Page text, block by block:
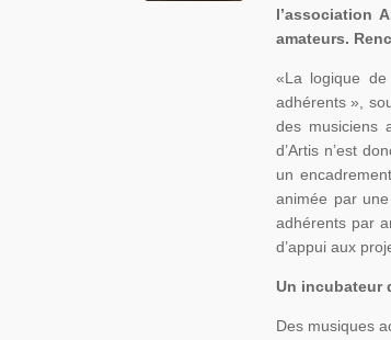
l’association
amateurs.
«La logique
adhérents »,
des musiciens
d’Artis n’est
un
animée par
adhérents par
d’appui aux
Un incubateur
Des musiques